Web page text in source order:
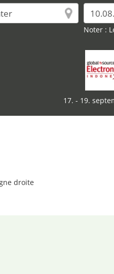
Noter :
17. - 19.
droite